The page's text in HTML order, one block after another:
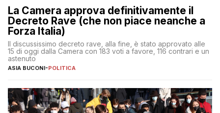
La Camera approva definitivamente il
Decreto Rave (che non piace neanche a
Forza Italia)
Il discussissimo decreto rave, alla fine, è stato approvato alle
15 di oggi dalla Camera con 183 voti a favore, 116 contrari e un
astenuto
ASIA BUCONI-POLITICA